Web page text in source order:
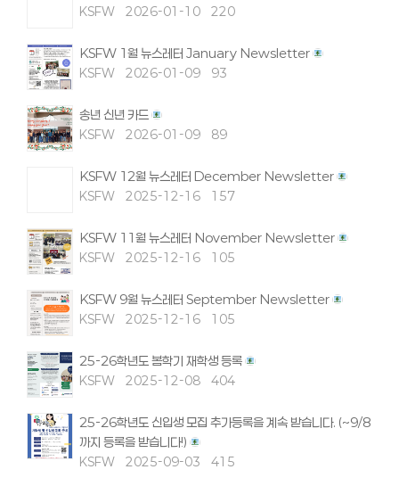
KSFW 2026-01-10 220
KSFW 1월 뉴스레터 January Newsletter
KSFW 2026-01-09 93
송년 신년 카드
KSFW 2026-01-09 89
KSFW 12월 뉴스레터 December Newsletter
KSFW 2025-12-16 157
KSFW 11월 뉴스레터 November Newsletter
KSFW 2025-12-16 105
KSFW 9월 뉴스레터 September Newsletter
KSFW 2025-12-16 105
25-26학년도 봄학기 재학생 등록
KSFW 2025-12-08 404
25-26학년도 신입생 모집 추가등록을 계속 받습니다. (~9/8
까지 등록을 받습니다!)
KSFW 2025-09-03 415